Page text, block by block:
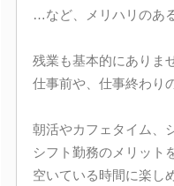
…など、メリハリのあ
残業も基本的にありま
仕事前や、仕事終わり
朝活やカフェタイム、
シフト勤務のメリット
空いている時間に楽し